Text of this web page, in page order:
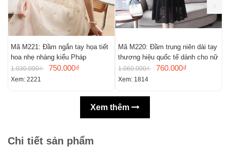
Mã M221: Đầm ngắn tay họa tiết
hoa nhẹ nhàng kiểu Pháp
1.030.000₫ 750.000₫
Xem: 2221
Mã M220: Đầm trung niên dài tay
thương hiệu quốc tế dành cho nữ
1.060.000₫ 760.000₫
Xem: 1814
Xem thêm
Chi tiết sản phẩm